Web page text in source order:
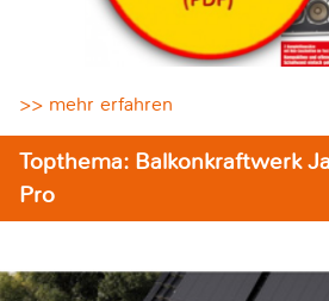
>> mehr erfahren
Topthema: Balkonkraftwerk
Pro